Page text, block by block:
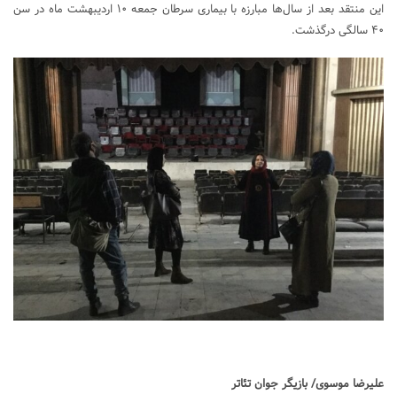
این منتقد بعد از سال‌ها مبارزه با بیماری سرطان جمعه ۱۰ اردیبهشت ماه در سن
۴۰ سالگی درگذشت.
علیرضا موسوی/ بازیگر جوان تئاتر